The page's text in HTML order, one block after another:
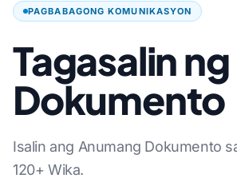
PAGBABAGONG KOMUNIKASYON
Tagasalin ng
Dokumento
Isalin ang Anumang Dokumento
120+ Wika.